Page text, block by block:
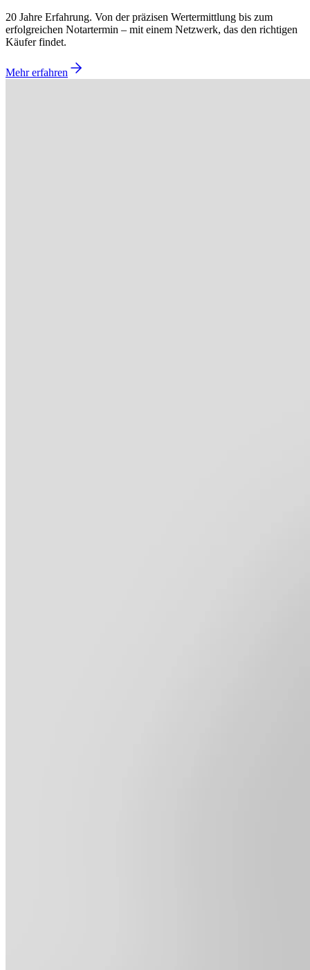
20 Jahre Erfahrung. Von der präzisen Wertermittlung bis zum
erfolgreichen Notartermin – mit einem Netzwerk, das den richtigen
Käufer findet.
Mehr erfahren